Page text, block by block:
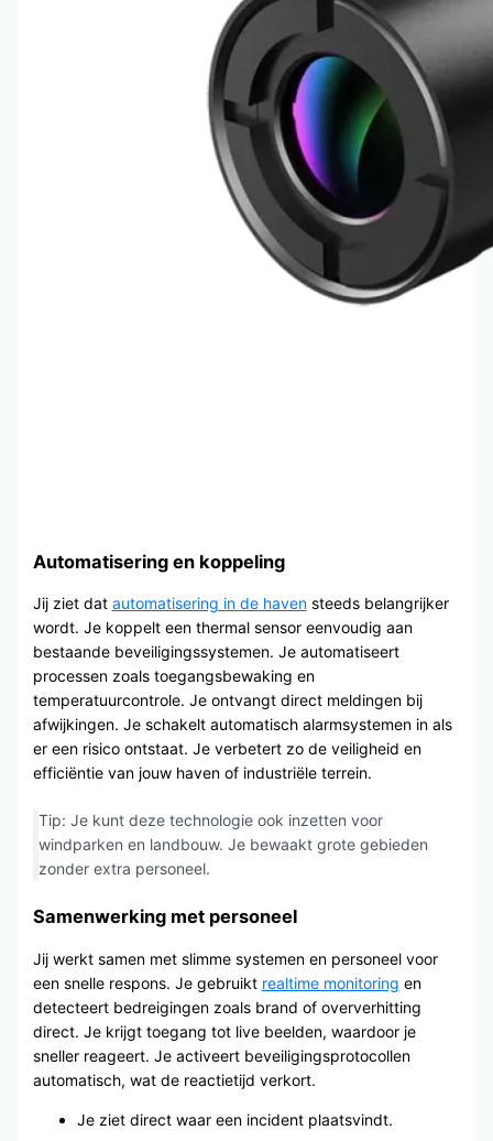
Automatisering en koppeling
Jij ziet dat automatisering in de havensteeds belangrijker
wordt. Je koppelt een thermal sensor eenvoudig aan
bestaande beveiligingssystemen. Je automatiseert
processen zoals toegangsbewaking en
temperatuurcontrole. Je ontvangt direct meldingen bij
afwijkingen. Je schakelt automatisch alarmsystemen in als
er een risico ontstaat. Je verbetert zo de veiligheid en
efficiëntie van jouw haven of industriële terrein.
Tip: Je kunt deze technologie ook inzetten voor
windparken en landbouw. Je bewaakt grote gebieden
zonder extra personeel.
Samenwerking met personeel
Jij werkt samen met slimme systemen en personeel voor
een snelle respons. Je gebruikt realtime monitoring en
detecteert bedreigingen zoals brand of oververhitting
direct. Je krijgt toegang tot live beelden, waardoor je
sneller reageert. Je activeert beveiligingsprotocollen
automatisch, wat de reactietijd verkort.
Je ziet direct waar een incident plaatsvindt.